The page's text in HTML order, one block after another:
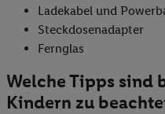
Ladekabel und
Steckdosenadapter
Fernglas
Welche Tipps sind
Kindern zu